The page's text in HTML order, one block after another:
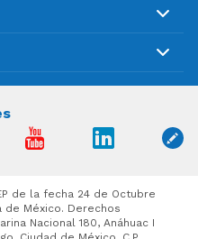
de la fecha 24 de Octubre
de México. Derechos
Nacional 180, Anáhuac I